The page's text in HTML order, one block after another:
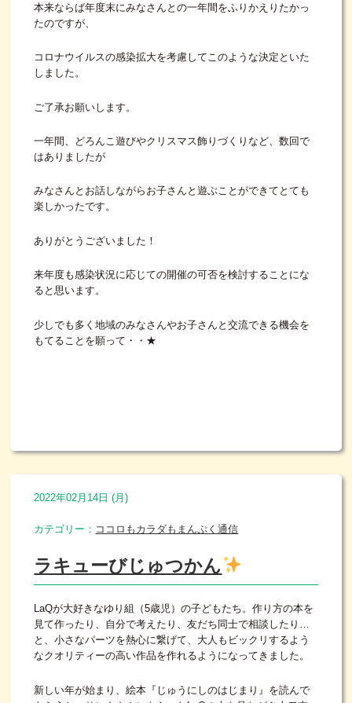
本来ならば年度末にみなさんとの一年間をふりかえりたかっ
たのですが、
コロナウイルスの感染拡大を考慮してこのような決定といた
しました。
ご了承お願いします。
一年間、どろんこ遊びやクリスマス飾りづくりなど、数回で
はありましたが
みなさんとお話しながらお子さんと遊ぶことができてとても
楽しかったです。
ありがとうございました！
来年度も感染状況に応じての開催の可否を検討することにな
ると思います。
少しでも多く地域のみなさんやお子さんと交流できる機会を
もてることを願って・・★
2022年02月14日 (月)
カテゴリー： ココロもカラダもまんぷく通信
ラキューびじゅつかん
LaQが大好きなゆり組（5歳児）の子どもたち。作り方の本を
見て作ったり、自分で考えたり、友だち同士で相談したり…
と、小さなパーツを熱心に繋げて、大人もビックリするよう
なクオリティーの高い作品を作れるようになってきました。
新しい年が始まり、絵本『じゅうにしのはじまり』を読んで